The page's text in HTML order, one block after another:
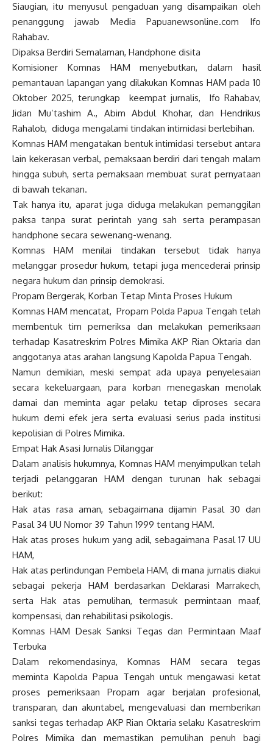
Siaugian, itu menyusul pengaduan yang disampaikan oleh
penanggung jawab Media Papuanewsonline.com Ifo
Rahabav.
Dipaksa Berdiri Semalaman, Handphone disita
Komisioner Komnas HAM menyebutkan, dalam hasil
pemantauan lapangan yang dilakukan Komnas HAM pada 10
Oktober 2025, terungkap keempat jurnalis, Ifo Rahabav,
Jidan Mu’tashim A., Abim Abdul Khohar, dan Hendrikus
Rahalob, diduga mengalami tindakan intimidasi berlebihan.
Komnas HAM mengatakan bentuk intimidasi tersebut antara
lain kekerasan verbal, pemaksaan berdiri dari tengah malam
hingga subuh, serta pemaksaan membuat surat pernyataan
di bawah tekanan.
Tak hanya itu, aparat juga diduga melakukan pemanggilan
paksa tanpa surat perintah yang sah serta perampasan
handphone secara sewenang-wenang.
Komnas HAM menilai tindakan tersebut tidak hanya
melanggar prosedur hukum, tetapi juga mencederai prinsip
negara hukum dan prinsip demokrasi.
Propam Bergerak, Korban Tetap Minta Proses Hukum
Komnas HAM mencatat, Propam Polda Papua Tengah telah
membentuk tim pemeriksa dan melakukan pemeriksaan
terhadap Kasatreskrim Polres Mimika AKP Rian Oktaria dan
anggotanya atas arahan langsung Kapolda Papua Tengah.
Namun demikian, meski sempat ada upaya penyelesaian
secara kekeluargaan, para korban menegaskan menolak
damai dan meminta agar pelaku tetap diproses secara
hukum demi efek jera serta evaluasi serius pada institusi
kepolisian di Polres Mimika.
Empat Hak Asasi Jurnalis Dilanggar
Dalam analisis hukumnya, Komnas HAM menyimpulkan telah
terjadi pelanggaran HAM dengan turunan hak sebagai
berikut:
Hak atas rasa aman, sebagaimana dijamin Pasal 30 dan
Pasal 34 UU Nomor 39 Tahun 1999 tentang HAM.
Hak atas proses hukum yang adil, sebagaimana Pasal 17 UU
HAM,
Hak atas perlindungan Pembela HAM, di mana jurnalis diakui
sebagai pekerja HAM berdasarkan Deklarasi Marrakech,
serta Hak atas pemulihan, termasuk permintaan maaf,
kompensasi, dan rehabilitasi psikologis.
Komnas HAM Desak Sanksi Tegas dan Permintaan Maaf
Terbuka
Dalam rekomendasinya, Komnas HAM secara tegas
meminta Kapolda Papua Tengah untuk mengawasi ketat
proses pemeriksaan Propam agar berjalan profesional,
transparan, dan akuntabel, mengevaluasi dan memberikan
sanksi tegas terhadap AKP Rian Oktaria selaku Kasatreskrim
Polres Mimika dan memastikan pemulihan penuh bagi